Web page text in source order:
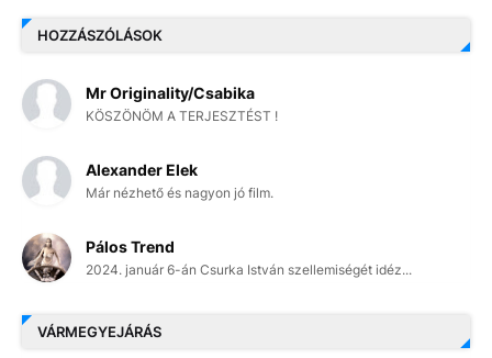
HOZZÁSZÓLÁSOK
Mr Originality/Csabika
KÖSZÖNÖM A TERJESZTÉST !
Alexander Elek
Már nézhető és nagyon jó film.
Pálos Trend
2024. január 6-án Csurka István szellemiségét idéz...
VÁRMEGYEJÁRÁS